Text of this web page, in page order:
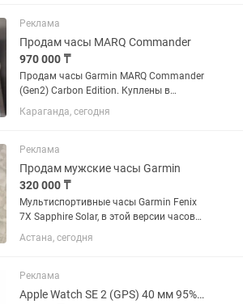
Реклама
Продам часы MARQ Commander
970 000 ₸
Продам часы Garmin MARQ Commander
(Gen2) Carbon Edition. Куплены в
октябре 2025 года у официального
представителя в Казахстане. Гарантия
Состояние хорошее. Полная...
Караганда, сегодня
Реклама
Продам мужские часы Garmin
320 000 ₸
Мультиспортивные часы Garmin Fenix
7X Sapphire Solar, в этой версии часов
есть зарядка от солнца. Впервые
добавлена возможность управления
тачскрина, а также в корпус...
Астана, сегодня
Реклама
Apple Watch SE 2 (GPS) 40 мм 95% АКБ Оригинал